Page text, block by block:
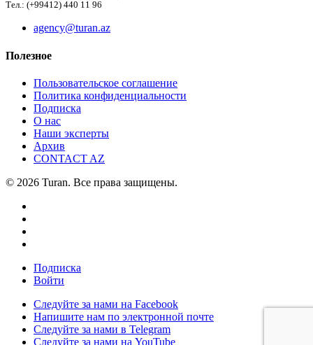
Тел.: (+99412) 440 11 96
agency@turan.az
Полезное
Пользовательское соглашение
Политика конфиденциальности
Подписка
О нас
Наши эксперты
Архив
CONTACT AZ
© 2026 Turan. Все права защищены.
Подписка
Войти
Следуйте за нами на Facebook
Напишите нам по электронной почте
Следуйте за нами в Telegram
Следуйте за нами на YouTube